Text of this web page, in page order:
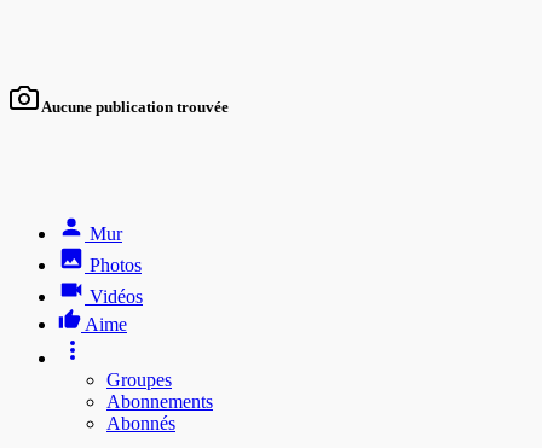
Aucune publication trouvée
Mur
Photos
Vidéos
Aime
Groupes
Abonnements
Abonnés